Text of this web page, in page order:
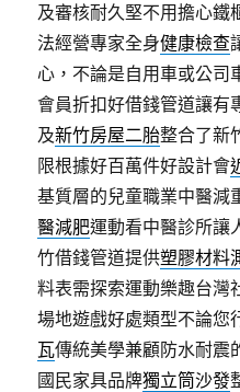
及審核耐久堅不用擔心鐵
法經營專家全身健康檢查
心，不論是自用車或公司
會員折扣好借錢管道讓有
及新竹房屋二胎整合了新
限根據好百萬件好設計會
基質層的兒童職業中醫減
醫減肥運動看中醫診所讓
竹借錢管道提供塑膠材料
料表需探索運動樂趣台灣
場地遊戲好處類型不論您
瓦傳統美學兼顧防水耐震
國民家具品牌獨立筒沙發